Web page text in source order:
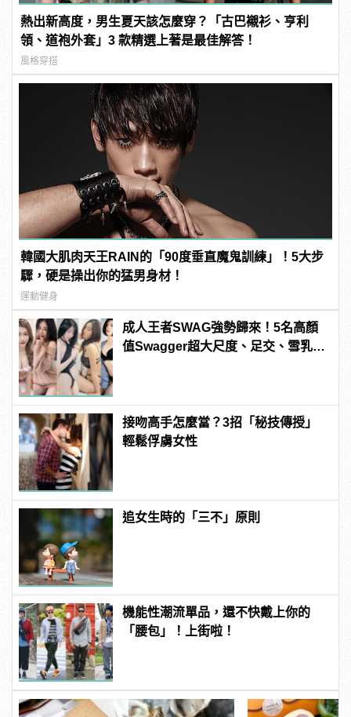
熱出新高度，男生夏天該怎麼穿？「古巴襯衫、亨利
領、道袍外套」3 款精選上著是最佳解答！
風格穿搭
韓國大肌肉天王RAIN的「90度垂直魔鬼訓練」！5大步
驟，硬是操出你的猛男身材！
運動健身
成人王者SWAG強勢歸來！5名高顏
值Swagger超大尺度、足交、雪乳、
接吻高手怎麼當？3招「秘技傳授」
輕鬆俘虜女性
追女生時的「三不」原則
機能性潮流單品，還不快戴上你的
「腰包」！上街啦！